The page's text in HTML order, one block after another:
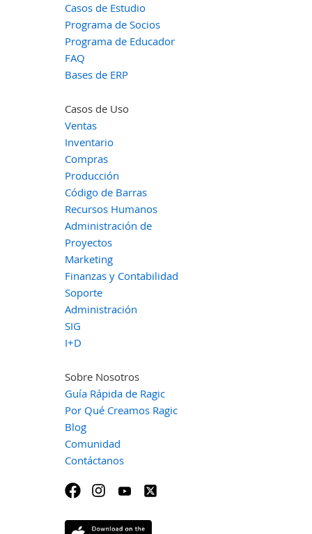
Casos de Estudio
Programa de Socios
Programa de Educador
FAQ
Bases de ERP
Casos de Uso
Ventas
Inventario
Compras
Producción
Código de Barras
Recursos Humanos
Administración de
Proyectos
Marketing
Finanzas y Contabilidad
Soporte
Administración
SIG
I+D
Sobre Nosotros
Guía Rápida de Ragic
Por Qué Creamos Ragic
Blog
Comunidad
Contáctanos